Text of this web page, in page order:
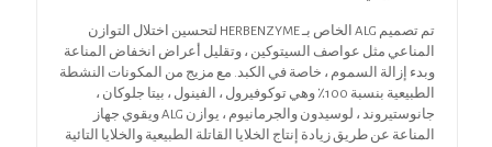
تم تصميم ALG الخاص بـ HERBENZYME لتحسين اختلال التوازن
المناعي مثل عواصف السيتوكين ، وتقليل أعراض انخفاض المناعة
وبدء إزالة السموم ، خاصة في الكبد. مع مزيج من المكونات النشطة
الطبيعية بنسبة 100٪ وهي توكوفيرول ، الفينول ، بيتا جلوكان ،
جانوستيروند ، لوسيدون والجرمانيوم ، يوازن ALG ويقوي جهاز
المناعة عن طريق زيادة إنتاج الخلايا القاتلة الطبيعية والخلايا التائية